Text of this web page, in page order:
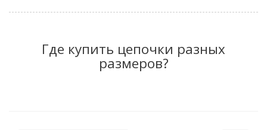
Где купить цепочки разных
размеров?